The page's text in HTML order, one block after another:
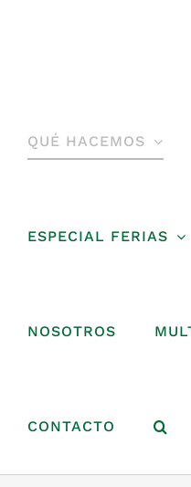
QUÉ HACEMOS
ESPECIAL FERIAS
NOSOTROS
CONTACTO